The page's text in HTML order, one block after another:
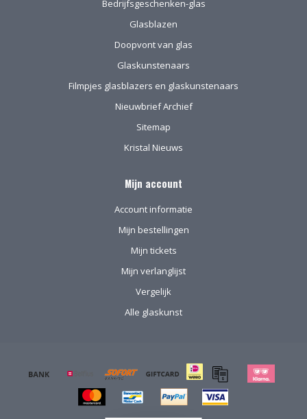
Bedrijfsgeschenken-glas
Glasblazen
Doopvont van glas
Glaskunstenaars
Filmpjes glasblazers en glaskunstenaars
Nieuwbrief Archief
Sitemap
Kristal Nieuws
Mijn account
Account informatie
Mijn bestellingen
Mijn tickets
Mijn verlanglijst
Vergelijk
Alle glaskunst